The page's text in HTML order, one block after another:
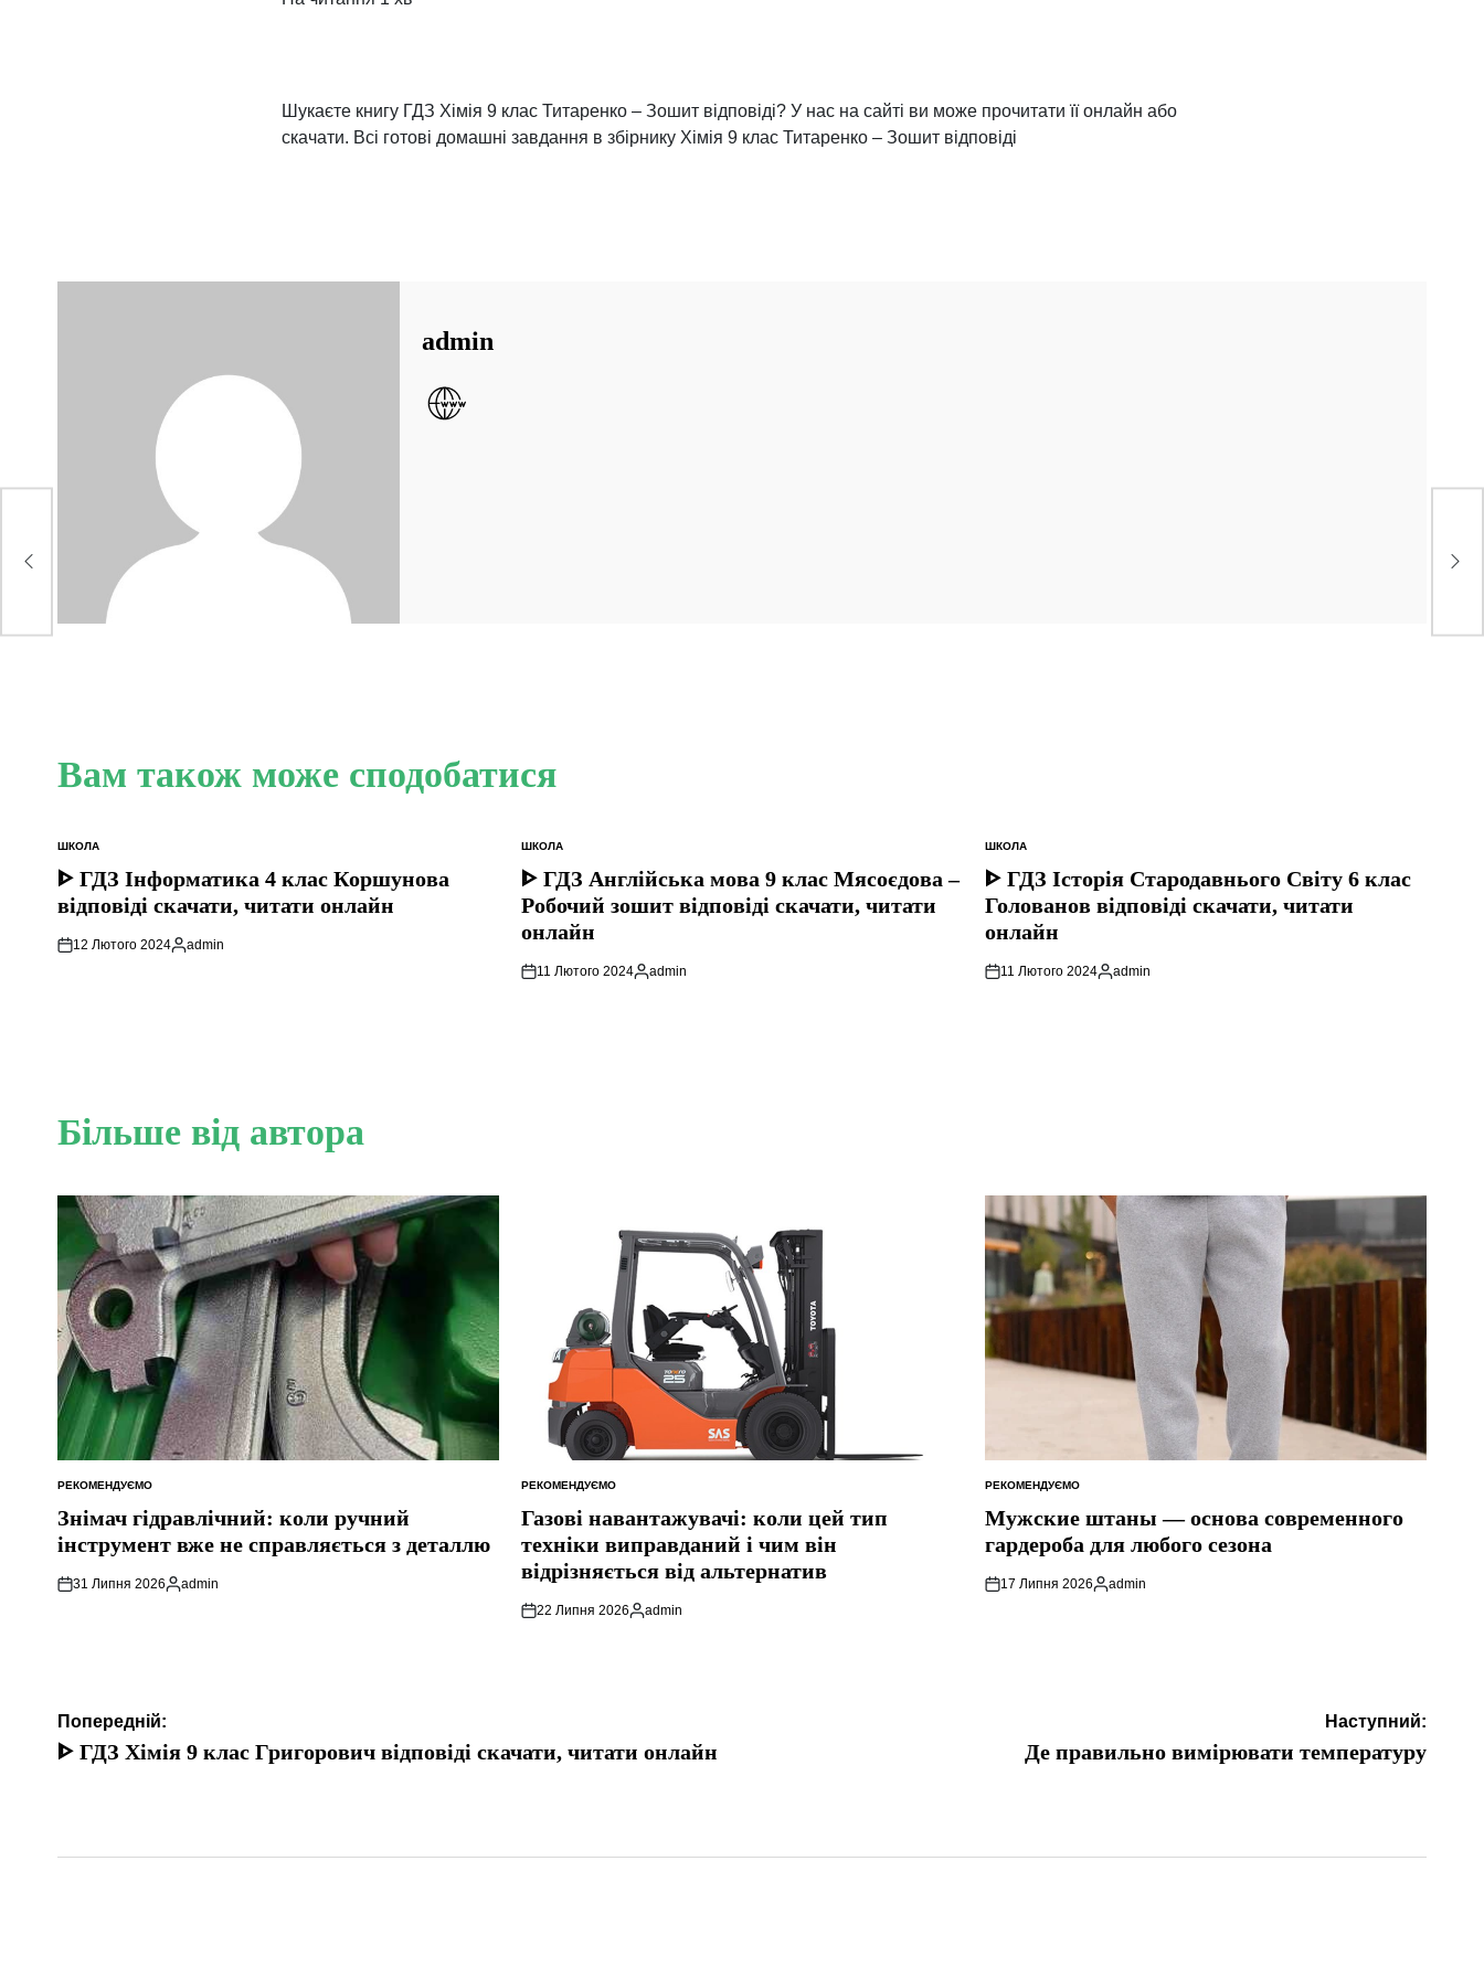
Шукаєте книгу ГДЗ Хімія 9 клас Титаренко – Зошит відповіді? У нас на сайті ви може прочитати її онлайн або
скачати. Всі готові домашні завдання в збірнику Хімія 9 клас Титаренко – Зошит відповіді
admin
Вам також може сподобатися
ОПУБЛІКУВАТИ
У
ШКОЛА
ᐈ ГДЗ Інформатика 4 клас Коршунова
відповіді скачати, читати онлайн
12 Лютого 2024
Опубліковано
admin
ОПУБЛІКУВАТИ
У
ШКОЛА
ᐈ ГДЗ Англійська мова 9 клас Мясоєдова –
Робочий зошит відповіді скачати, читати
онлайн
11 Лютого 2024
Опубліковано
admin
ОПУБЛІКУВАТИ
У
ШКОЛА
ᐈ ГДЗ Історія Стародавнього Свiту 6 клас
Голованов відповіді скачати, читати
онлайн
11 Лютого 2024
Опубліковано
admin
Більше від автора
ОПУБЛІКУВАТИ
РЕКОМЕНДУЄМО
Знімач гідравлічний: коли ручний
інструмент вже не справляється з деталлю
31 Липня 2026
Опубліковано
admin
ОПУБЛІКУВАТИ
РЕКОМЕНДУЄМО
Газові навантажувачі: коли цей тип
техніки виправданий і чим він
відрізняється від альтернатив
22 Липня 2026
Опубліковано
admin
ОПУБЛІКУВАТИ
РЕКОМЕНДУЄМО
Мужские штаны — основа современного
гардероба для любого сезона
17 Липня 2026
Опубліковано
admin
Навігація
записів
Попередній:
ᐈ ГДЗ Хімія 9 клас Григорович відповіді скачати, читати онлайн
Наступний:
Де правильно вимірювати температуру